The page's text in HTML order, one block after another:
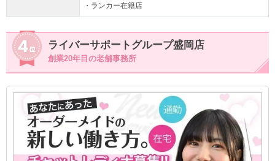
・ランカー在籍店
ライバーサポートグループ盛岡店
創業20年目の老舗事務所